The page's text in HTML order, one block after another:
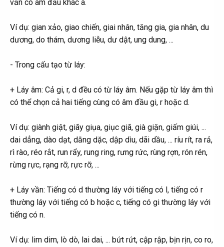
vần có âm đầu khác a.
Ví dụ: gian xảo, giao chiến, giai nhân, tăng gia, gia nhân, du
dương, do thám, dương liễu, dư dật, ung dung, ...
- Trong cấu tạo từ láy:
+ Láy âm: Cả gi, r, d đều có từ láy âm. Nếu gặp từ láy âm thì
có thể chọn cả hai tiếng cùng có âm đầu gi, r hoặc d.
Ví dụ: giành giật, giãy giụa, giục giã, già giặn, giấm giúi, ...
dai dẳng, dào dạt, dằng dặc, dập dìu, dãi dầu, ... ríu rít, ra rả,
rì rào, réo rắt, run rẩy, rung ring, rưng rức, rùng rợn, rón rén,
rừng rực, rạng rỡ, rực rỡ, ...
+ Láy vần: Tiếng có d thường láy với tiếng có l, tiếng có r
thường láy với tiếng có b hoặc c, tiếng có gi thường láy với
tiếng có n.
Ví dụ: lim dim, lò dò, lai dai, ... bứt rứt, cập rập, bịn rịn, co ro,